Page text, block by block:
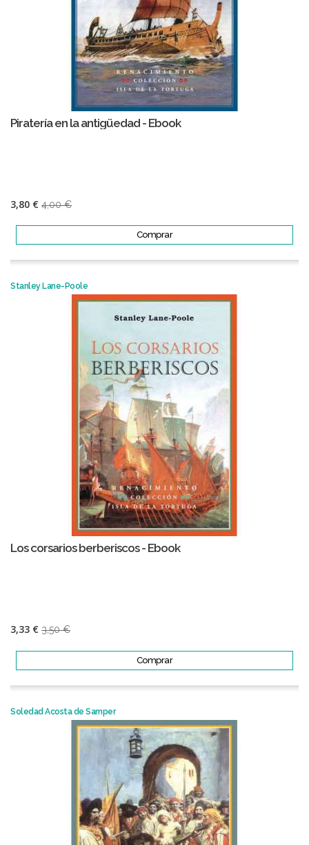
Piratería en la antigüedad - Ebook
3,80 € 4,00 €
Comprar
Stanley Lane-Poole
Los corsarios berberiscos - Ebook
3,33 € 3,50 €
Comprar
Soledad Acosta de Samper